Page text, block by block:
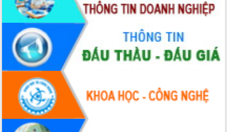
Phó Chủ tịch UBND tỉnh Đắk Lắk
Trương Công Thái kiểm tra thực địa
Dự án cao tốc Khánh Hòa - Buôn Ma
Thuột
Định vị cà phê Việt Nam như một “di
sản sống” trong dòng chảy toàn cầu
Xây dựng nông thôn mới: Nâng cao đời
sống người dân từ những mô hình thiết
thực
Quyết liệt tháo gỡ vướng mắc, đẩy
nhanh tiến độ các dự án trọng điểm
trong Khu kinh tế Nam Phú Yên